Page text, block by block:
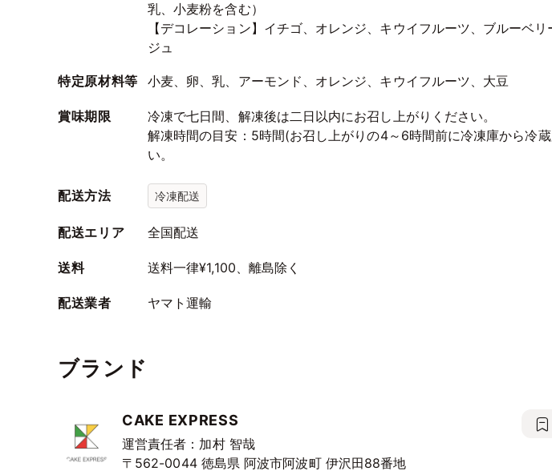
乳、小麦粉を含む）
【デコレーション】イチゴ、オレンジ、キウイフルーツ、ブルーベ
ジュ
特定原材料等 小麦、卵、乳、アーモンド、オレンジ、キウイフルーツ、大豆
賞味期限
冷凍で七日間、解凍後は二日以内にお召し上がりください。
解凍時間の目安：5時間(お召し上がりの4～6時間前に冷凍庫から冷
い。
配送方法 冷凍配送
配送エリア 全国配送
送料 送料一律¥1,100、離島除く
配送業者 ヤマト運輸
ブランド
CAKE EXPRESS
運営責任者：加村 智哉
〒562-0044 徳島県 阿波市阿波町 伊沢田88番地